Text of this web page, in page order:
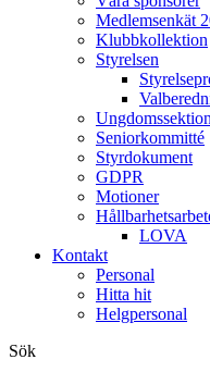
Medlemsenkät
Klubbkollektion
Styrelsen
Seniorkommitté
Styrdokument
GDPR
Motioner
LOVA
Kontakt
Personal
Hitta hit
Helgpersonal
Sök